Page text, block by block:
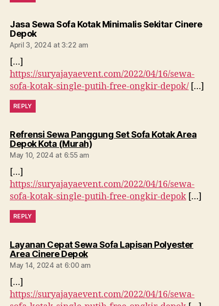
Jasa Sewa Sofa Kotak Minimalis Sekitar Cinere
Depoksays:
April 3, 2024 at 3:22 am
[…]
https://suryajayaevent.com/2022/04/16/sewa-
sofa-kotak-single-putih-free-ongkir-depok/ […]
REPLY
Refrensi Sewa Panggung Set Sofa Kotak Area
Depok Kota (Murah)says:
May 10, 2024 at 6:55 am
[…]
https://suryajayaevent.com/2022/04/16/sewa-
sofa-kotak-single-putih-free-ongkir-depok […]
REPLY
Layanan Cepat Sewa Sofa Lapisan Polyester
Area Cinere Depoksays:
May 14, 2024 at 6:00 am
[…]
https://suryajayaevent.com/2022/04/16/sewa-